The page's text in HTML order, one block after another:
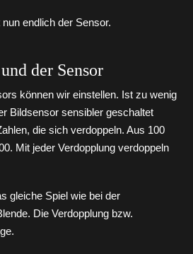
endlich der Sensor.
der Sensor
können wir einstellen. Ist zu wenig
Bildsensor sensibler geschaltet
die sich verdoppeln. Aus 100
Mit jeder Verdopplung verdoppeln
gleiche Spiel wie bei der
Die Verdopplung bzw.